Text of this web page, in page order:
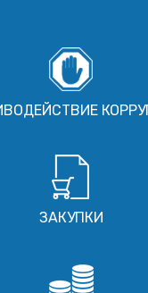
ЗАКУПКИ